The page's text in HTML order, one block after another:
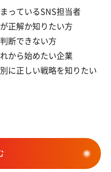
っているSNS担当者
正解か知りたい方
断できない方
から始めたい企業
に正しい戦略を知りたい